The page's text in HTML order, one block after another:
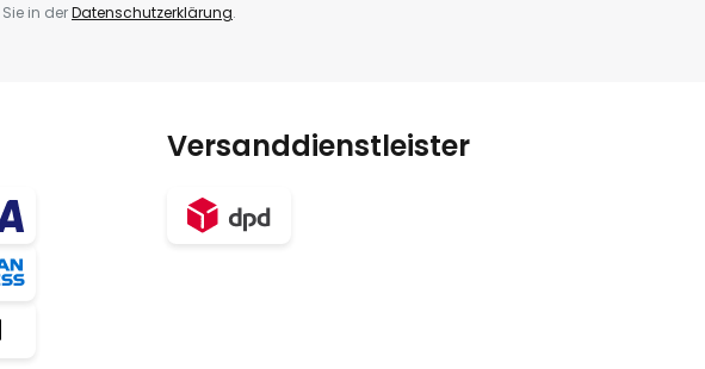
in derDatenschutzerklärung.
Versanddienstleister